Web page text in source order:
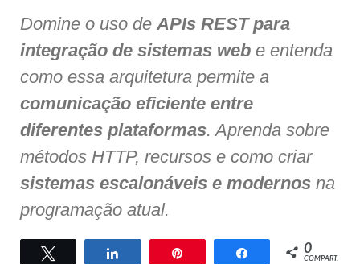
Domine o uso deAPIs REST para
integração de sistemas web e entenda
como essa arquitetura permite a
comunicação eficiente entre
diferentes plataformas. Aprenda sobre
métodos HTTP, recursos e como criar
sistemas escalonáveis e modernos na
programação atual.
Compartilhar Compartilhar
0
COMPART.